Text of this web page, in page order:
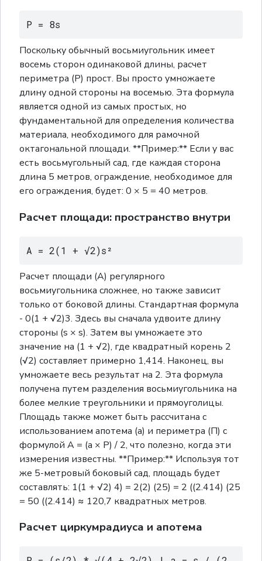
P = 8s
Поскольку обычный восьмиугольник имеет
восемь сторон одинаковой длины, расчет
периметра (P) прост. Вы просто умножаете
длину одной стороны на восемью. Эта формула
является одной из самых простых, но
фундаментальной для определения количества
материала, необходимого для рамочной
октагональной площади. **Пример:** Если у вас
есть восьмугольный сад, где каждая сторона
длина 5 метров, ограждение, необходимое для
его ограждения, будет: 0 × 5 = 40 метров.
Расчет площади: пространство внутри
A = 2(1 + √2)s²
Расчет площади (А) регулярного
восьмиугольника сложнее, но также зависит
только от боковой длины. Стандартная формула
- 0(1 + √2)3. Здесь вы сначала удвоите длину
стороны (s × s). Затем вы умножаете это
значение на (1 + √2), где квадратный корень 2
(√2) составляет примерно 1,414. Наконец, вы
умножаете весь результат на 2. Эта формула
получена путем разделения восьмиугольника на
более мелкие треугольники и прямоуголицы.
Площадь также может быть рассчитана с
использованием апотема (а) и периметра (П) с
формулой A = (a × P) / 2, что полезно, когда эти
измерения известны. **Пример:** Используя тот
же 5-метровый боковый сад, площадь будет
составлять: 1(1 + √2) 4) = 2(2) (25) = 2 ((2.414) (25
= 50 ((2.414) ≈ 120,7 квадратных метров.
Расчет циркумрадиуса и апотема